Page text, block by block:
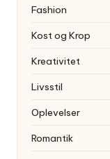
Fashion
Kost og Krop
Kreativitet
Livsstil
Oplevelser
Romantik